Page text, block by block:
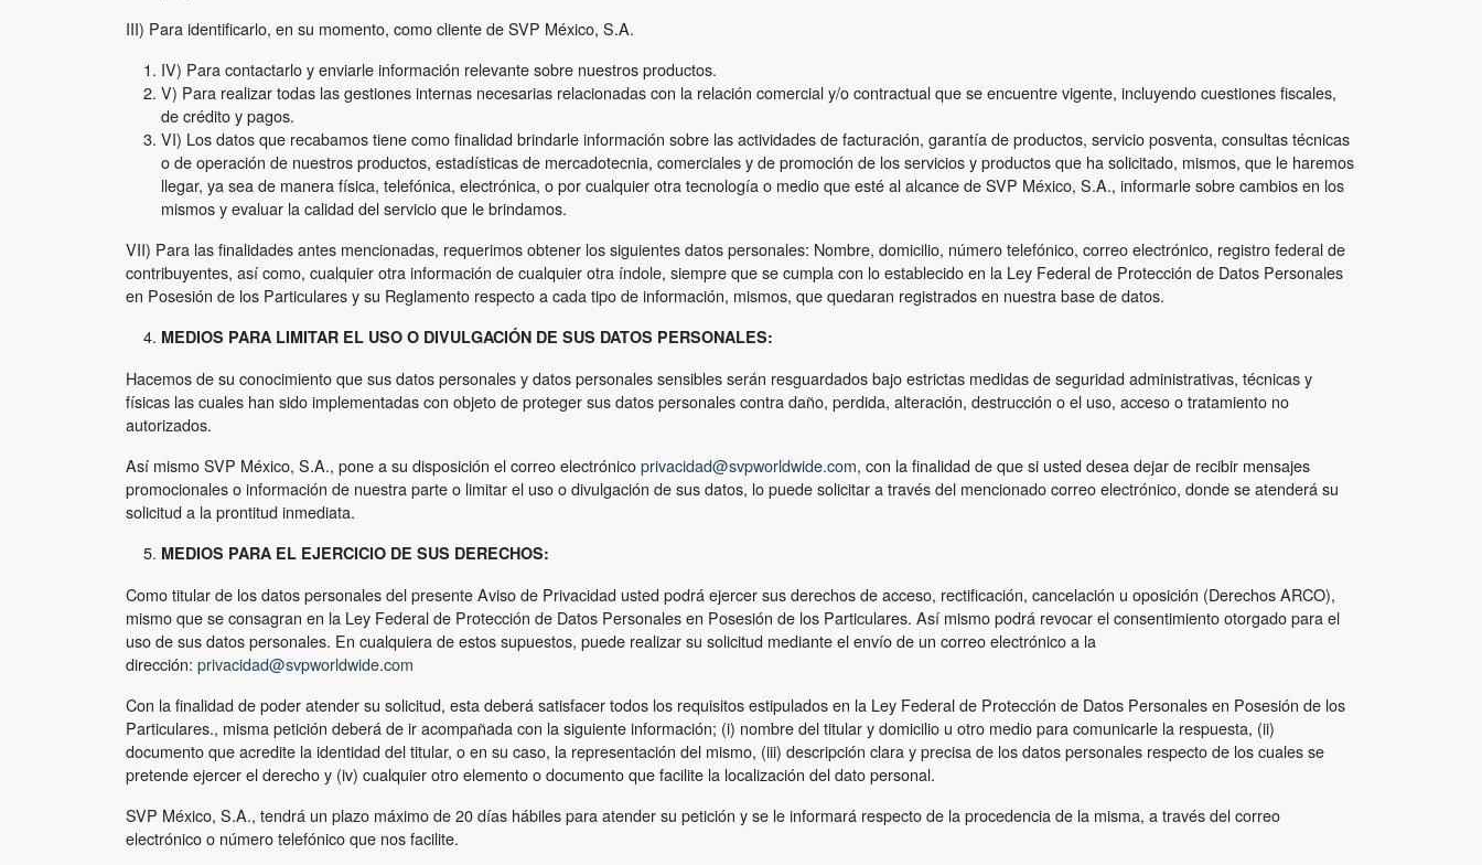
III) Para identificarlo, en su momento, como cliente de SVP México, S.A.
IV) Para contactarlo y enviarle información relevante sobre nuestros productos.
V) Para realizar todas las gestiones internas necesarias relacionadas con la relación comercial y/o contractual que se encuentre vigente, incluyendo cuestiones fiscales,
de crédito y pagos.
VI) Los datos que recabamos tiene como finalidad brindarle información sobre las actividades de facturación, garantía de productos, servicio posventa, consultas técnicas
o de operación de nuestros productos, estadísticas de mercadotecnia, comerciales y de promoción de los servicios y productos que ha solicitado, mismos, que le haremos
llegar, ya sea de manera física, telefónica, electrónica, o por cualquier otra tecnología o medio que esté al alcance de SVP México, S.A., informarle sobre cambios en los
mismos y evaluar la calidad del servicio que le brindamos.
VII) Para las finalidades antes mencionadas, requerimos obtener los siguientes datos personales: Nombre, domicilio, número telefónico, correo electrónico, registro federal de
contribuyentes, así como, cualquier otra información de cualquier otra índole, siempre que se cumpla con lo establecido en la Ley Federal de Protección de Datos Personales
en Posesión de los Particulares y su Reglamento respecto a cada tipo de información, mismos, que quedaran registrados en nuestra base de datos.
MEDIOS PARA LIMITAR EL USO O DIVULGACIÓN DE SUS DATOS PERSONALES:
Hacemos de su conocimiento que sus datos personales y datos personales sensibles serán resguardados bajo estrictas medidas de seguridad administrativas, técnicas y
físicas las cuales han sido implementadas con objeto de proteger sus datos personales contra daño, perdida, alteración, destrucción o el uso, acceso o tratamiento no
autorizados.
Así mismo SVP México, S.A., pone a su disposición el correo electrónicoprivacidad@svpworldwide.com, con la finalidad de que si usted desea dejar de recibir mensajes
promocionales o información de nuestra parte o limitar el uso o divulgación de sus datos, lo puede solicitar a través del mencionado correo electrónico, donde se atenderá su
solicitud a la prontitud inmediata.
MEDIOS PARA EL EJERCICIO DE SUS DERECHOS:
Como titular de los datos personales del presente Aviso de Privacidad usted podrá ejercer sus derechos de acceso, rectificación, cancelación u oposición (Derechos ARCO),
mismo que se consagran en la Ley Federal de Protección de Datos Personales en Posesión de los Particulares. Así mismo podrá revocar el consentimiento otorgado para el
uso de sus datos personales. En cualquiera de estos supuestos, puede realizar su solicitud mediante el envío de un correo electrónico a la
dirección: privacidad@svpworldwide.com
Con la finalidad de poder atender su solicitud, esta deberá satisfacer todos los requisitos estipulados en la Ley Federal de Protección de Datos Personales en Posesión de los
Particulares., misma petición deberá de ir acompañada con la siguiente información; (i) nombre del titular y domicilio u otro medio para comunicarle la respuesta, (ii)
documento que acredite la identidad del titular, o en su caso, la representación del mismo, (iii) descripción clara y precisa de los datos personales respecto de los cuales se
pretende ejercer el derecho y (iv) cualquier otro elemento o documento que facilite la localización del dato personal.
SVP México, S.A., tendrá un plazo máximo de 20 días hábiles para atender su petición y se le informará respecto de la procedencia de la misma, a través del correo
electrónico o número telefónico que nos facilite.